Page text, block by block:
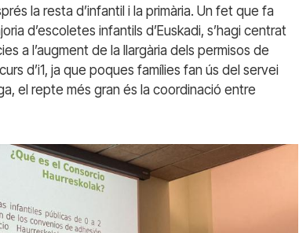
la resta d’infantil i la primària. Un fet que fa
d’escoletes infantils d’Euskadi, s’hagi centrat
a l’augment de la llargària dels permisos de
d’i1, ja que poques famílies fan ús del servei
el repte més gran és la coordinació entre